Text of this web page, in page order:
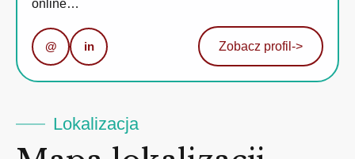
online…
@ in Zobacz profil ->
Lokalizacja